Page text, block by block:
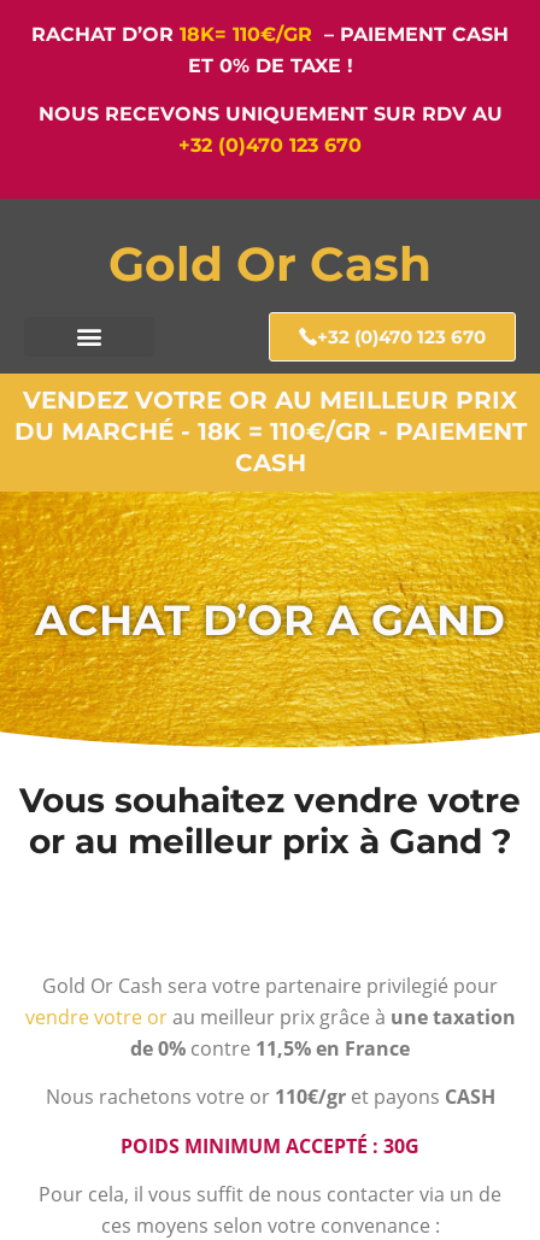
RACHAT D’OR 18K= 110€/GR – PAIEMENT CASH
ET 0% DE TAXE !
NOUS RECEVONS UNIQUEMENT SUR RDV AU
+32 (0)470 123 670
Gold Or Cash
+32 (0)470 123 670
VENDEZ VOTRE OR AU MEILLEUR PRIX
DU MARCHÉ - 18K = 110€/GR - PAIEMENT
CASH
ACHAT D’OR A GAND
Vous souhaitez vendre votre
or au meilleur prix à Gand ?
Gold Or Cash sera votre partenaire privilegié pour
vendre votre orau meilleur prix grâce à une taxation
de 0% contre 11,5% en France
Nous rachetons votre or 110€/gr et payons CASH
POIDS MINIMUM ACCEPTÉ : 30G
Pour cela, il vous suffit de nous contacter via un de
ces moyens selon votre convenance :